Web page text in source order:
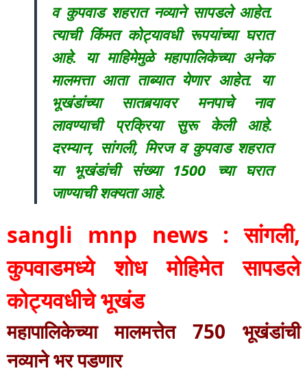
व कुपवाड शहरात नव्याने सापडले आहेत.
त्याची किंमत कोट्यावधी रूपयांच्या घरात
आहे. या माहिमेमुळे महापालिकेच्या अनेक
मालमत्ता आता ताब्यात येणार आहेत. या
भूखंडांच्या सातबर्‍यावर मनपाचे नाव
लावण्याची प्रक्रिया सुरू केली आहे.
दरम्यान, सांगली, मिरज व कुपवाड शहरात
या भूखंडांची संख्या 1500 च्या घरात
जाण्याची शक्यता आहे.
sangli mnp news : सांगली,
कुपवाडमध्ये शोध मोहिमेत सापडले
कोट्यवधीचे भूखंड
महापालिकेच्या मालमत्तेत 750 भूखंडांची
नव्याने भर पडणार